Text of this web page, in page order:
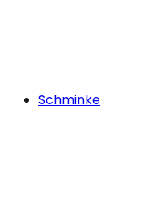
Schminke